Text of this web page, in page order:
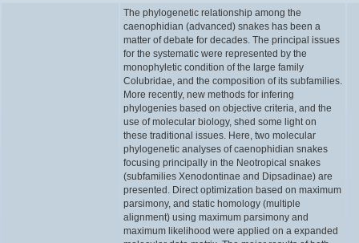
The phylogenetic relationship among the
caenophidian (advanced) snakes has been a
matter of debate for decades. The principal issues
for the systematic were represented by the
monophyletic condition of the large family
Colubridae, and the composition of its subfamilies.
More recently, new methods for infering
phylogenies based on objective criteria, and the
use of molecular biology, shed some light on
these traditional issues. Here, two molecular
phylogenetic analyses of caenophidian snakes
focusing principally in the Neotropical snakes
(subfamilies Xenodontinae and Dipsadinae) are
presented. Direct optimization based on maximum
parsimony, and static homology (multiple
alignment) using maximum parsimony and
maximum likelihood were applied on a expanded